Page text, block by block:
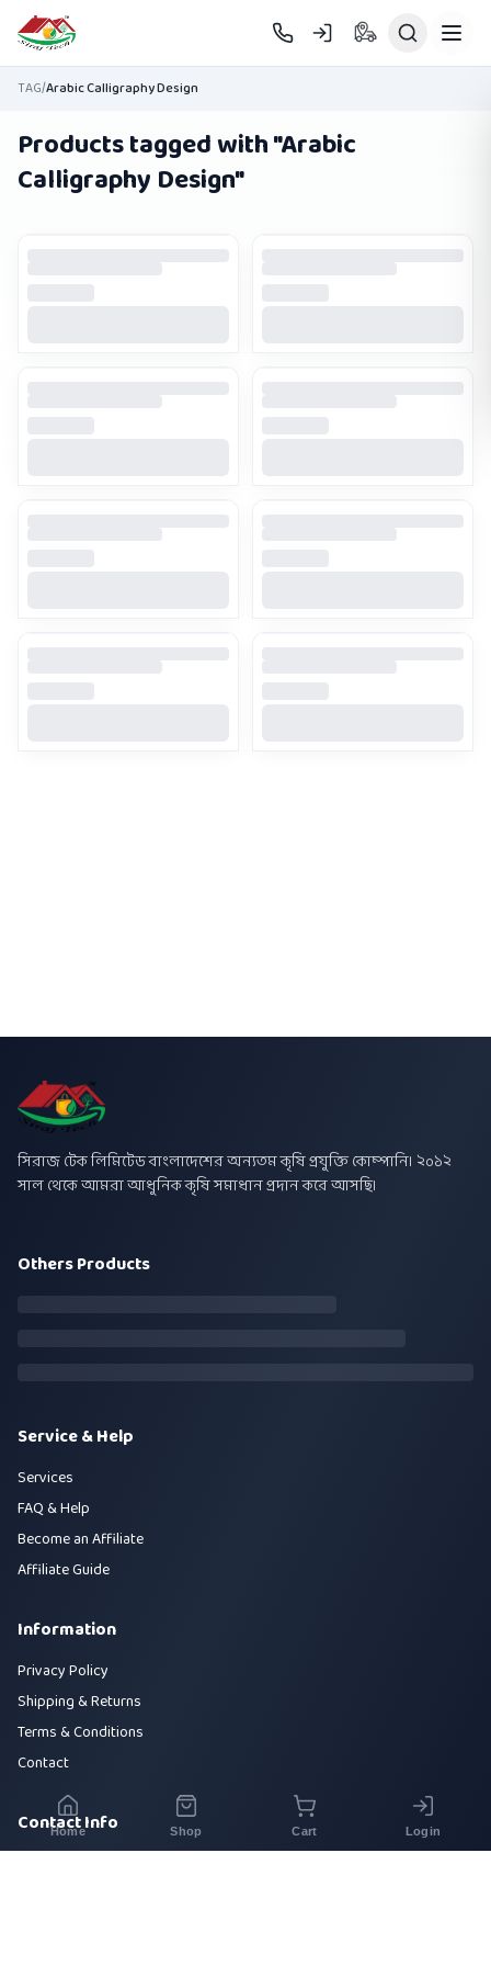
Skip to main content
TAG/Arabic Calligraphy Design
Products tagged with "Arabic
Calligraphy Design"
সিরাজ টেক লিমিটেড বাংলাদেশের অন্যতম কৃষি প্রযুক্তি কোম্পানি। ২০১২
সাল থেকে আমরা আধুনিক কৃষি সমাধান প্রদান করে আসছি।
Others Products
Service & Help
Services
FAQ & Help
Become an Affiliate
Affiliate Guide
Information
Privacy Policy
Shipping & Returns
Terms & Conditions
Contact
Contact Info
Home Shop Cart Login